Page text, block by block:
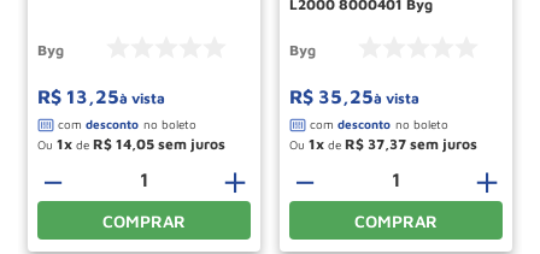
Byg
R$ 13,25à vista
Ou 1 de R$ 14,05
＋
－
COMPRAR
L2000 8000401 Byg
Byg
R$ 35,25à vista
Ou 1 de R$ 37,37
＋
－
COMPRAR